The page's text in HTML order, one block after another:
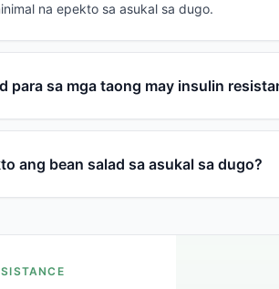
na epekto sa asukal sa dugo.
para sa mga taong may insulin
ang bean salad sa asukal sa dugo?